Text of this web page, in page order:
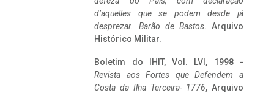
d’aquelles que se podem desde já
desprezar. Barão de Bastos. Arquivo
Histórico Militar.
Boletim do IHIT, Vol. LVI, 1998 -
Revista aos Fortes que Defendem a
Costa da Ilha Terceira- 1776, Arquivo